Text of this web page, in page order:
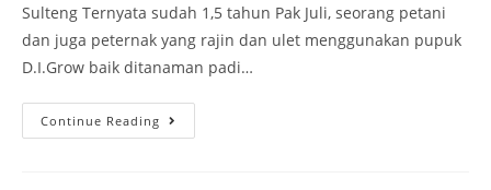
Sulteng Ternyata sudah 1,5 tahun Pak Juli, seorang petani
dan juga peternak yang rajin dan ulet menggunakan pupuk
D.I.Grow baik ditanaman padi…
Continue Reading